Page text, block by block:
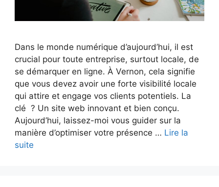
Dans le monde numérique d’aujourd’hui, il est
crucial pour toute entreprise, surtout locale, de
se démarquer en ligne. À Vernon, cela signifie
que vous devez avoir une forte visibilité locale
qui attire et engage vos clients potentiels. La
clé ? Un site web innovant et bien conçu.
Aujourd’hui, laissez-moi vous guider sur la
manière d’optimiser votre présence … Lire la
suite